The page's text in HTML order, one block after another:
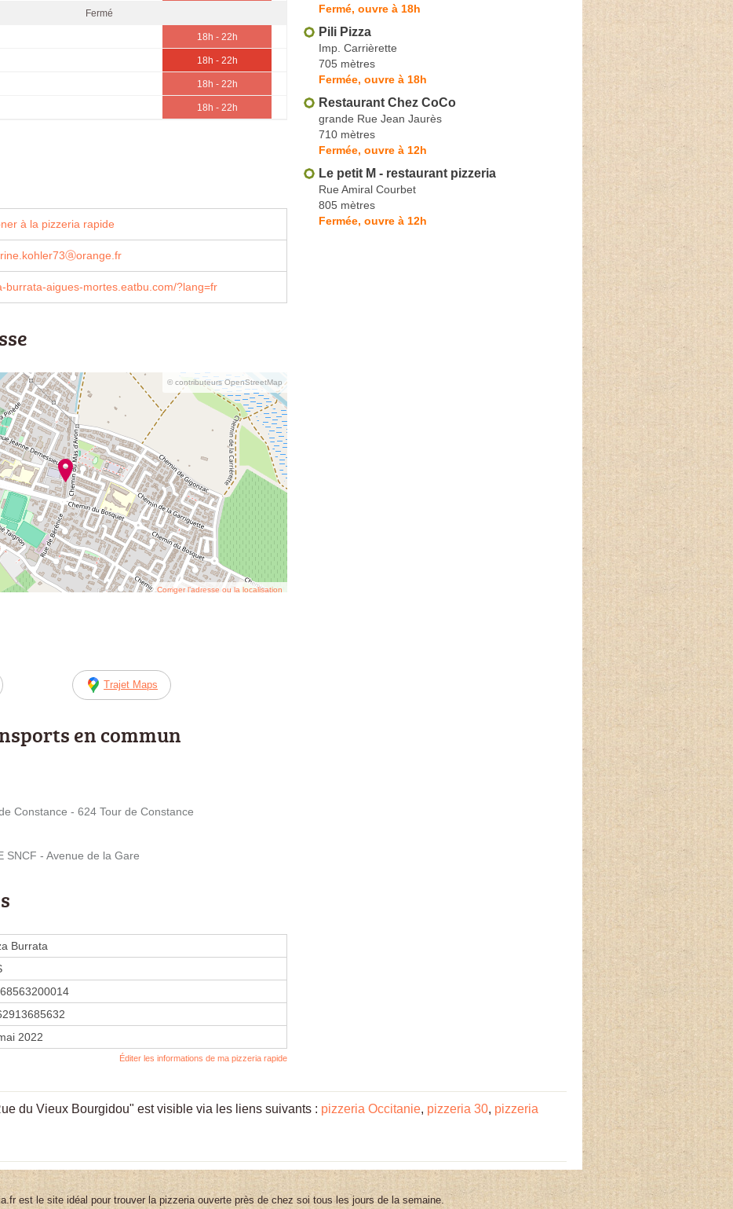
Fermé
18h - 22h
18h - 22h
18h - 22h
18h - 22h
à la pizzeria rapide
burrata-aigues-mortes.eatbu.com/?lang=fr
© contributeurs OpenStreetMap
Corriger l’adresse ou la localisation
Trajet Maps
en commun
Constance - 624 Tour de Constance
SNCF - Avenue de la Gare
Burrata
2022
Éditer les informations de ma pizzeria rapide
Fermé, ouvre à 18h
Pili Pizza
Imp. Carrièrette
705 mètres
Fermée, ouvre à 18h
Restaurant Chez CoCo
grande Rue Jean Jaurès
710 mètres
Fermée, ouvre à 12h
Le petit M - restaurant pizzeria
Rue Amiral Courbet
805 mètres
Fermée, ouvre à 12h
du Vieux Bourgidou" est visible via les liens suivants : pizzeria Occitanie, pizzeria 30, pizzeria
est le site idéal pour trouver la pizzeria ouverte près de chez soi tous les jours de la semaine.